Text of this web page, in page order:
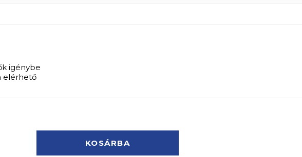
igénybe
elérhető